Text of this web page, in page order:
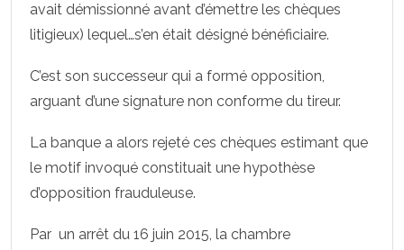
avait démissionné avant d’émettre les chèques
litigieux) lequel…s’en était désigné bénéficiaire.
C’est son successeur qui a formé opposition,
arguant d’une signature non conforme du tireur.
La banque a alors rejeté ces chèques estimant que
le motif invoqué constituait une hypothèse
d’opposition frauduleuse.
Par un arrêt du 16 juin 2015, la chambre